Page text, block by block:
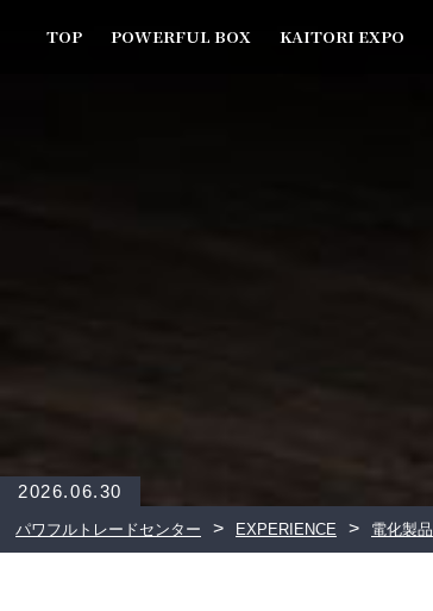
TOP POWERFUL BOX KAITORI EXPO
2026.06.30
パワフルトレードセンター > EXPERIENCE > 電化製品